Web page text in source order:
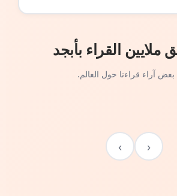
ملايين القراء بأبجد
بعض آراء قراءنا حول العالم.
‹
›